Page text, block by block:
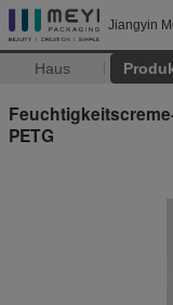
Jiangyin
Haus
PETG